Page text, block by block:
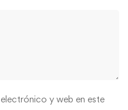
y web en este